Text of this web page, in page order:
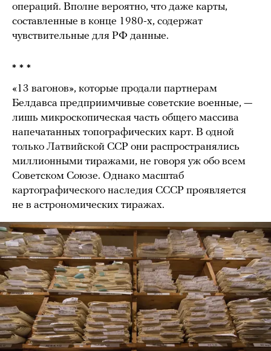
операций. Вполне вероятно, что даже карты,
составленные в конце 1980-х, содержат
чувствительные для РФ данные.
* * *
«13 вагонов», которые продали партнерам
Белдавса предприимчивые советские военные, —
лишь микроскопическая часть общего массива
напечатанных топографических карт. В одной
только Латвийской ССР они распространялись
миллионными тиражами, не говоря уж обо всем
Советском Союзе. Однако масштаб
картографического наследия СССР проявляется
не в астрономических тиражах.